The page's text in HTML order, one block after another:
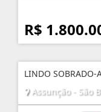
R$
LINDO SOBRADO-
Assunção - São